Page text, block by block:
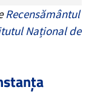
Recensământul
Național de